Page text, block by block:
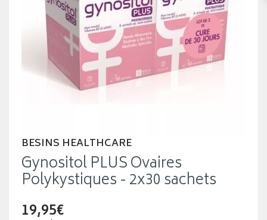
BESINS HEALTHCARE
Gynositol PLUS Ovaires
Polykystiques - 2x30 sachets
19,95€